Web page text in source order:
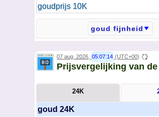
goudprijs 10K
07 aug. 2026, 05:07:14 (UTC+00)
Prijsvergelijking van
24K
goud 24K